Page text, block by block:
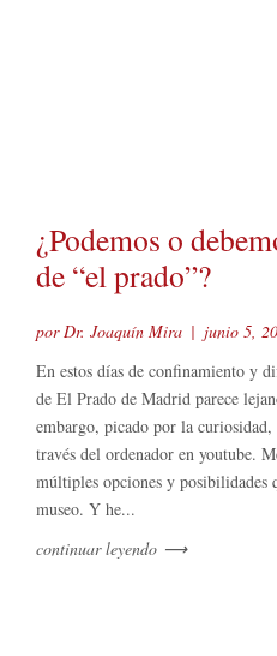
¿Podemos o
de “el prado”?
por Dr. Joaquín Mira | junio 5,
En estos días de confinamiento y
de El Prado de Madrid parece
embargo, picado por la curiosidad,
través del ordenador en youtube.
múltiples opciones y posibilidades
museo. Y he...
continuar leyendo ⟶